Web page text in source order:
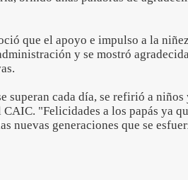
que el apoyo e impulso a la
y se mostró
superan cada día, se refirió a niños
"Felicidades a los papás ya
nuevas generaciones que se